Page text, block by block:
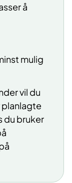
å
mulig
vil du
planlagte
du bruker